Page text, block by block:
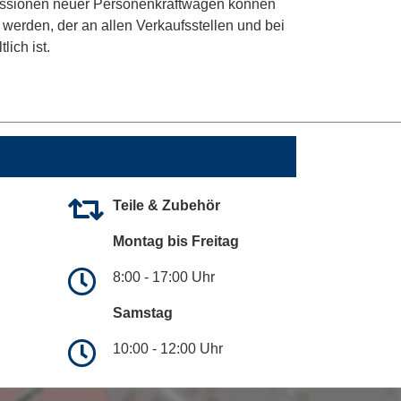
neuer Personenkraftwagen können
der an allen Verkaufsstellen und bei
ist.
Teile & Zubehör
Montag bis Freitag
8:00 - 17:00 Uhr
Samstag
10:00 - 12:00 Uhr